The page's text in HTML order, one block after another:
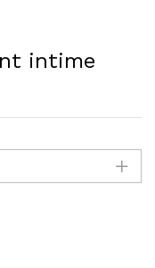
intime